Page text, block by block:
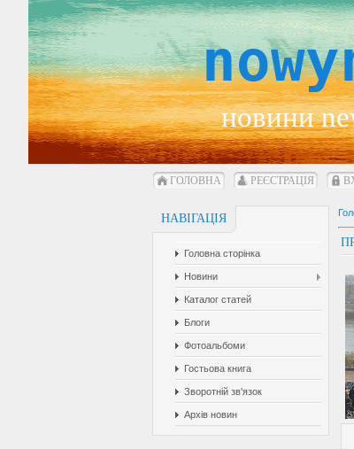
новини
ГОЛОВНА РЕЄСТРАЦІЯ
НАВІГАЦІЯ
Головна сторінка
Новини
Каталог статей
Блоги
Фотоальбоми
Гостьова книга
Зворотній зв'язок
Архів новин